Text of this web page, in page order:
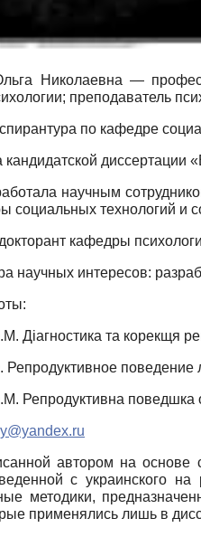
Николаевна —
преподаватель
по кафедре
диссертации
научным
социальных технологий и
кафедры
научных интересов:
Дiагностика та корекщя
Репродуктивное
Репродуктивна
автором на основе
с украинского на
методики,
применялись лишь в